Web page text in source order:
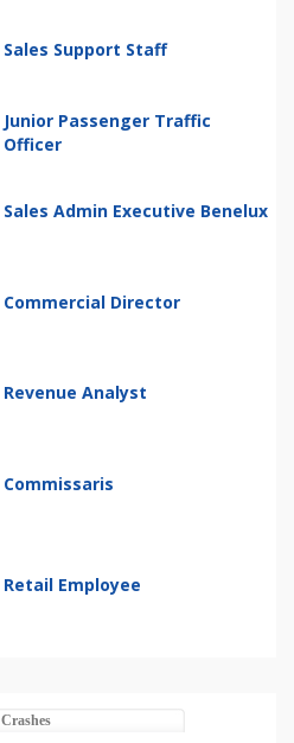
Sales Support Staff
Junior Passenger Traffic
Officer
Sales Admin Executive Benelux
Commercial Director
Revenue Analyst
Commissaris
Retail Employee
Crashes